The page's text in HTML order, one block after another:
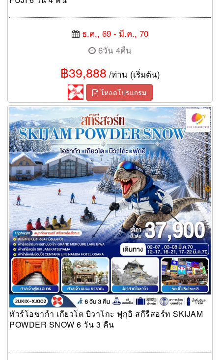
ธ.ค., 69 - มี.ค., 70
6วัน 4คืน
฿39,888 /ท่าน (เริ่มต้น)
โหลดโปรแกรม
ทัวร์โอซาก้า เกียวโต บิวาโกะ ฟุกุอิ สกีรีสอร์ท SKIJAM POWDER
SNOW 6 วัน 3 คืน
ทัวร์โอซาก้า เกียวโต บิวาโกะ ฟุกุอิ สกีรีสอร์ท SKIJAM
POWDER SNOW 6 วัน 3 คืน